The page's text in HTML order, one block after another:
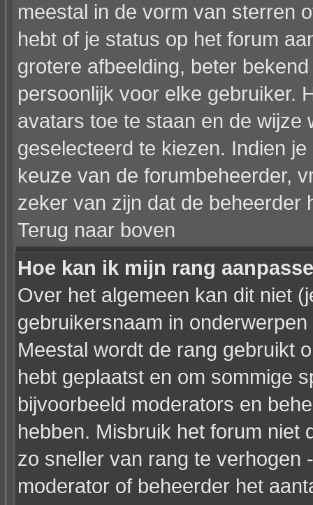
meestal in de vorm van sterren
hebt of je status op het forum
grotere afbeelding, beter
persoonlijk voor elke gebruiker.
avatars toe te staan en de
geselecteerd te kiezen. Indien
keuze van de forumbeheerder,
zeker van zijn dat de beheerder
Terug naar boven
Hoe kan ik mijn rang
Over het algemeen kan dit niet
gebruikersnaam in
Meestal wordt de rang gebruikt
hebt geplaatst en om sommige
bijvoorbeeld moderators en
hebben. Misbruik het forum niet
zo sneller van rang te verhogen
moderator of beheerder het